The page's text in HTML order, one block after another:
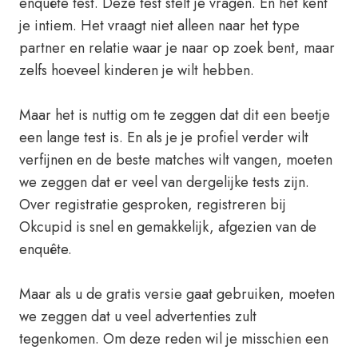
je intiem. Het vraagt niet alleen naar het type
partner en relatie waar je naar op zoek bent, maar
zelfs hoeveel kinderen je wilt hebben.
Maar het is nuttig om te zeggen dat dit een beetje
een lange test is. En als je je profiel verder wilt
verfijnen en de beste matches wilt vangen, moeten
we zeggen dat er veel van dergelijke tests zijn.
Over registratie gesproken, registreren bij
Okcupid is snel en gemakkelijk, afgezien van de
enquête.
Maar als u de gratis versie gaat gebruiken, moeten
we zeggen dat u veel advertenties zult
tegenkomen. Om deze reden wil je misschien een